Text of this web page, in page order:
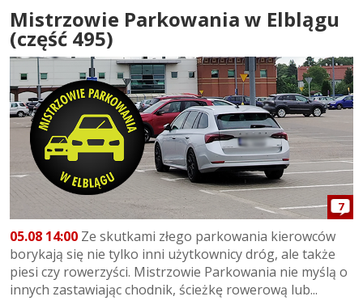
Mistrzowie Parkowania w Elblągu
(część 495)
7
05.08 14:00 Ze skutkami złego parkowania kierowców
borykają się nie tylko inni użytkownicy dróg, ale także
piesi czy rowerzyści. Mistrzowie Parkowania nie myślą o
innych zastawiając chodnik, ścieżkę rowerową lub...